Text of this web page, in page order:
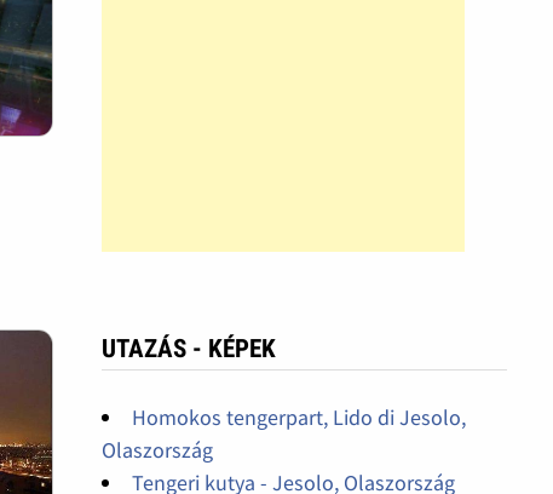
UTAZÁS - KÉPEK
Homokos tengerpart, Lido di Jesolo,
Olaszország
Tengeri kutya - Jesolo, Olaszország